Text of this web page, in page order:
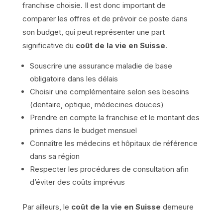
franchise choisie. Il est donc important de
comparer les offres et de prévoir ce poste dans
son budget, qui peut représenter une part
significative du coût de la vie en Suisse.
Souscrire une assurance maladie de base
obligatoire dans les délais
Choisir une complémentaire selon ses besoins
(dentaire, optique, médecines douces)
Prendre en compte la franchise et le montant des
primes dans le budget mensuel
Connaître les médecins et hôpitaux de référence
dans sa région
Respecter les procédures de consultation afin
d’éviter des coûts imprévus
Par ailleurs, le coût de la vie en Suisse demeure